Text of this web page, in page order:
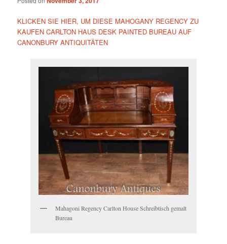
KLICKEN SIE HIER, UM DIESE MAHOGANY REGENCY ZU
KAUFEN CARLTON HAUS DESK PAINTED BUREAU AUF
CANONBURY ANTIQUITÄTEN
Mahagoni Regency Carlton House Schreibtisch gemalt
Bureau